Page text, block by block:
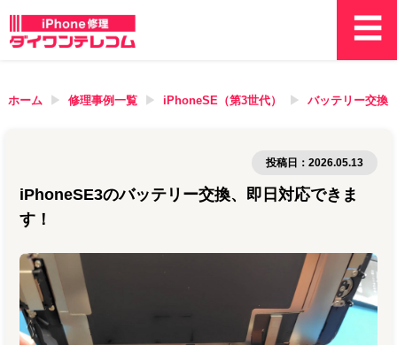
ホーム 修理事例一覧 iPhoneSE（第3世代） バッテリー交換
iPhoneSE3のバッテリー交換、即日対応できま
す！
投稿日： 2026.05.13